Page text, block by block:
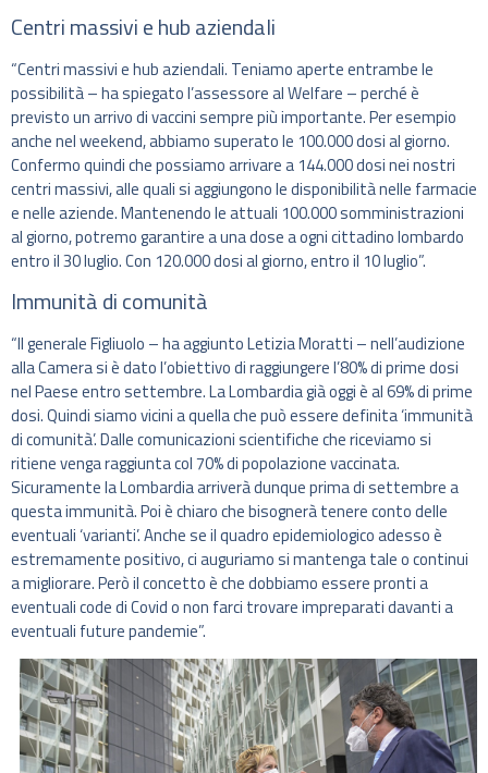
Centri massivi e hub aziendali
“Centri massivi e hub aziendali. Teniamo aperte entrambe le
possibilità – ha spiegato l’assessore al Welfare – perché è
previsto un arrivo di vaccini sempre più importante. Per esempio
anche nel weekend, abbiamo superato le 100.000 dosi al giorno.
Confermo quindi che possiamo arrivare a 144.000 dosi nei nostri
centri massivi, alle quali si aggiungono le disponibilità nelle farmacie
e nelle aziende. Mantenendo le attuali 100.000 somministrazioni
al giorno, potremo garantire a una dose a ogni cittadino lombardo
entro il 30 luglio. Con 120.000 dosi al giorno, entro il 10 luglio”.
Immunità di comunità
“Il generale Figliuolo – ha aggiunto Letizia Moratti – nell’audizione
alla Camera si è dato l’obiettivo di raggiungere l’80% di prime dosi
nel Paese entro settembre. La Lombardia già oggi è al 69% di prime
dosi. Quindi siamo vicini a quella che può essere definita ‘immunità
di comunità’. Dalle comunicazioni scientifiche che riceviamo si
ritiene venga raggiunta col 70% di popolazione vaccinata.
Sicuramente la Lombardia arriverà dunque prima di settembre a
questa immunità. Poi è chiaro che bisognerà tenere conto delle
eventuali ‘varianti’. Anche se il quadro epidemiologico adesso è
estremamente positivo, ci auguriamo si mantenga tale o continui
a migliorare. Però il concetto è che dobbiamo essere pronti a
eventuali code di Covid o non farci trovare impreparati davanti a
eventuali future pandemie”.